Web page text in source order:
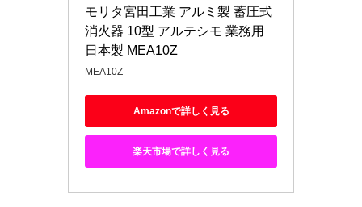
モリタ宮田工業 アルミ製 蓄圧式
消火器 10型 アルテシモ 業務用
日本製 MEA10Z
MEA10Z
Amazonで詳しく見る
楽天市場で詳しく見る